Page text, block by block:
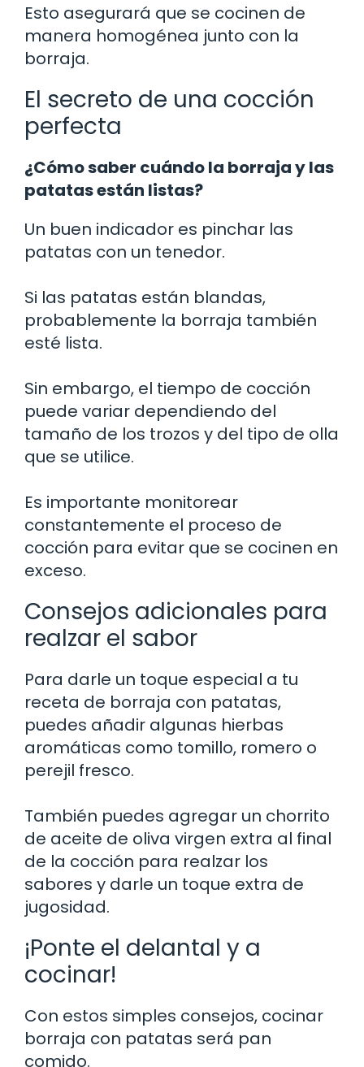
Esto asegurará que se cocinen de
manera homogénea junto con la
borraja.
El secreto de una cocción
perfecta
¿Cómo saber cuándo la borraja y las
patatas están listas?
Un buen indicador es pinchar las
patatas con un tenedor.
Si las patatas están blandas,
probablemente la borraja también
esté lista.
Sin embargo, el tiempo de cocción
puede variar dependiendo del
tamaño de los trozos y del tipo de olla
que se utilice.
Es importante monitorear
constantemente el proceso de
cocción para evitar que se cocinen en
exceso.
Consejos adicionales para
realzar el sabor
Para darle un toque especial a tu
receta de borraja con patatas,
puedes añadir algunas hierbas
aromáticas como tomillo, romero o
perejil fresco.
También puedes agregar un chorrito
de aceite de oliva virgen extra al final
de la cocción para realzar los
sabores y darle un toque extra de
jugosidad.
¡Ponte el delantal y a
cocinar!
Con estos simples consejos, cocinar
borraja con patatas será pan
comido.